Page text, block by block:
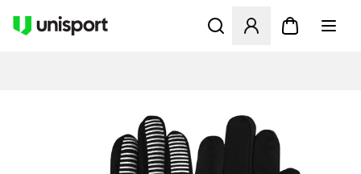
Åbner en Modal til at